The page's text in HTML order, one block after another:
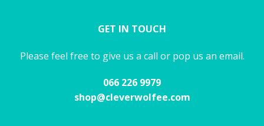
GET IN TOUCH
Please feel free to give us a call or pop us an email.
066 226 9979
shop@cleverwolfee.com